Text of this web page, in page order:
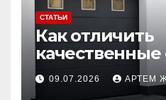
СТАТЬИ
Как отличить
ворота от
конструкций
09.07.2026 АРТЕМ